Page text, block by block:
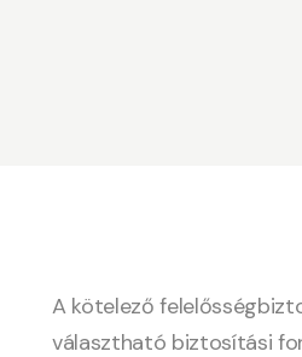
A kötelező
választható biztosítási